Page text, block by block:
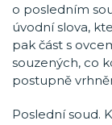
o posledním
úvodní slova,
pak část s
souzených, co
postupně
Poslední soud.